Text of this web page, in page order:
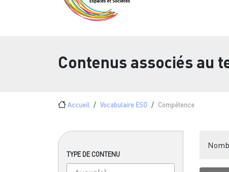
Contenus associés au
Fil d'Ariane
Accueil Vocabulaire ESO Compétence
TYPE DE CONTENU